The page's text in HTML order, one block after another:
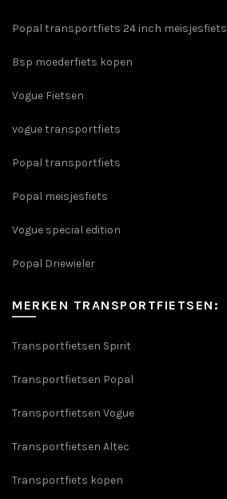
Popal transportfiets 24 inch meisjesfiets
Bsp moederfiets kopen
Vogue Fietsen
vogue transportfiets
Popal transportfiets
Popal meisjesfiets
Vogue special edition
Popal Driewieler
MERKEN TRANSPORTFIETSEN:
Transportfietsen Spirit
Transportfietsen Popal
Transportfietsen Vogue
Transportfietsen Altec
Transportfiets kopen